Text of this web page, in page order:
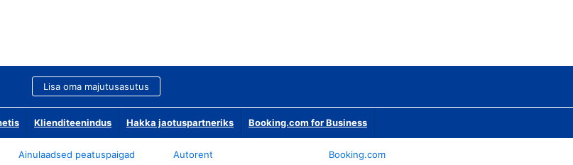
Lisa oma majutusasutus
Klienditeenindus Hakka jaotuspartneriks Booking.com for Business
Ainulaadsed peatuspaigad
Autorent
Booking.com